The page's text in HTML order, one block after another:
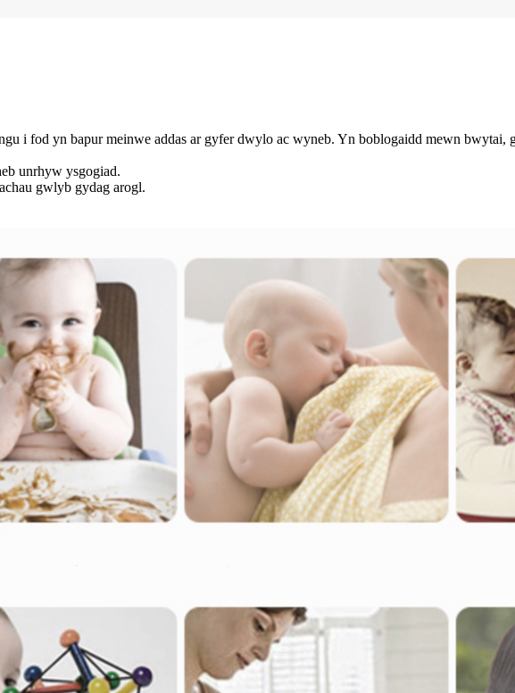
i fod yn bapur meinwe addas ar gyfer dwylo ac wyneb. Yn boblogaidd mewn bwytai,
unrhyw ysgogiad.
gwlyb gydag arogl.